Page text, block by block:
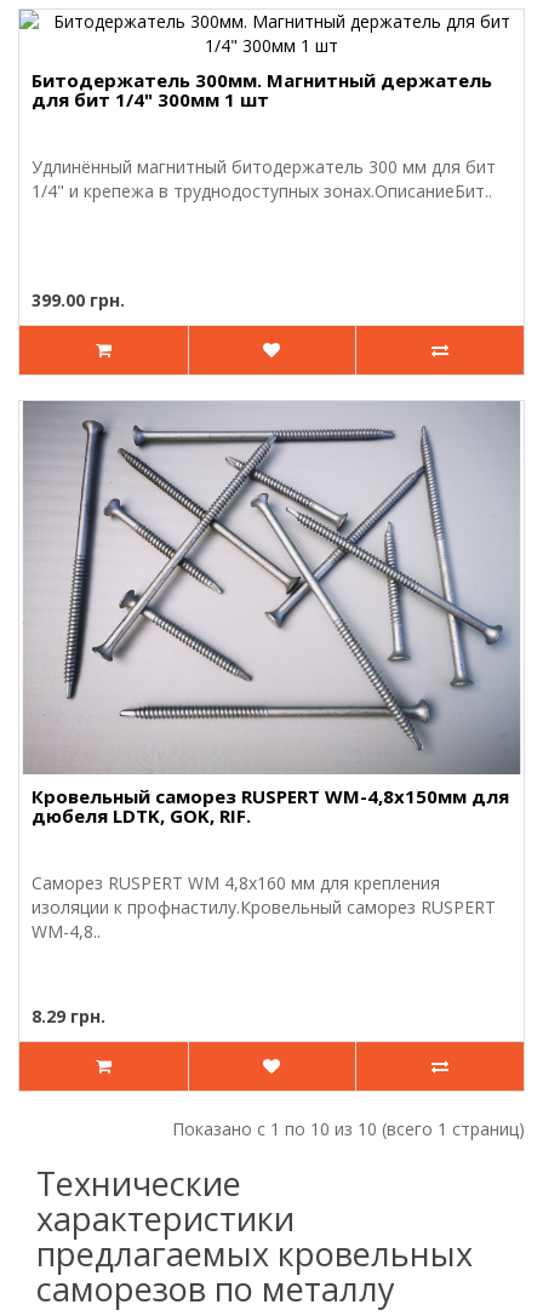
Битодержатель 300мм. Магнитный держатель
для бит 1/4" 300мм 1 шт
Удлинённый магнитный битодержатель 300 мм для бит
1/4" и крепежа в труднодоступных зонах.ОписаниеБит..
399.00 грн.
Кровельный саморез RUSPERT WM-4,8х150мм для
дюбеля LDTK, GOK, RIF.
Саморез RUSPERT WM 4,8х160 мм для крепления
изоляции к профнастилу.Кровельный саморез RUSPERT
WM-4,8..
8.29 грн.
Показано с 1 по 10 из 10 (всего 1 страниц)
Технические
характеристики
предлагаемых кровельных
саморезов по металлу